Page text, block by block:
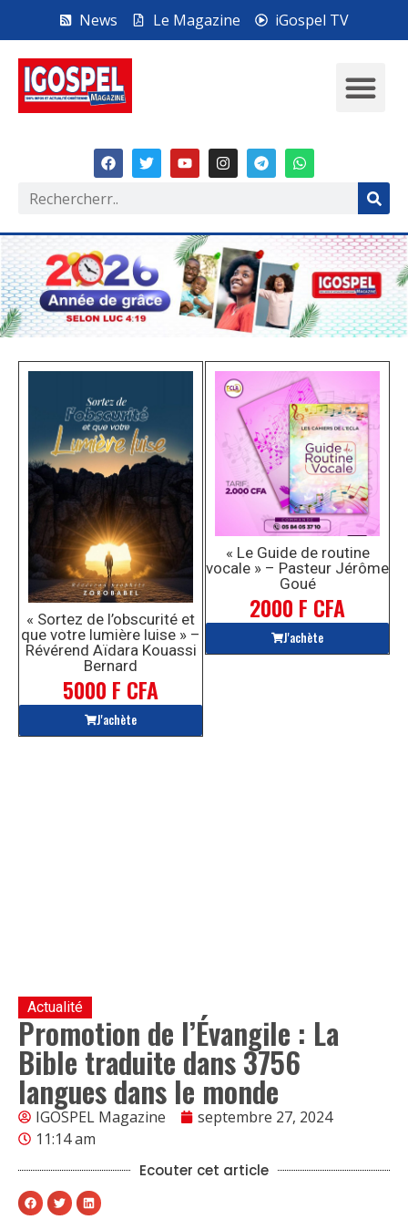
News Le Magazine iGospel TV
« Sortez de l’obscurité et
que votre lumière luise » –
Révérend Aïdara Kouassi
Bernard
5000 F CFA
J'achète
« Le Guide de routine
vocale » – Pasteur Jérôme
Goué
2000 F CFA
J'achète
Actualité
Promotion de l’Évangile : La
Bible traduite dans 3756
langues dans le monde
IGOSPEL Magazine
septembre 27, 2024
11:14 am
Ecouter cet article